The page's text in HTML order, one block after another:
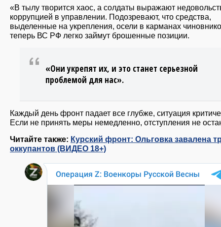
«В тылу творится хаос, а солдаты выражают
коррупцией в управлении. Подозревают, что средства,
выделенные на укрепления, осели в карманах
теперь ВС РФ легко займут брошенные позиции.
«Они укрепят их, и это станет серьезной
проблемой для нас».
Каждый день фронт падает все глубже, ситуация
Если не принять меры немедленно, отступления не
Читайте также: Курский фронт: Ольговка завалена
оккупантов (ВИДЕО 18+)